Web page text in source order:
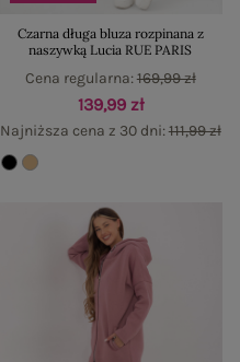
Czarna długa bluza rozpinana z
naszywką Lucia RUE PARIS
139,99 zł
Najniższa cena z 30 dni:111,99 zł
Cena regularna:169,99 zł